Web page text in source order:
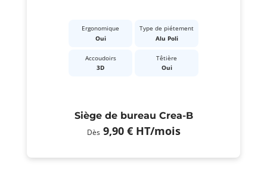
Ergonomique
Oui
Type de piétement
Alu Poli
Accoudoirs
3D
Têtière
Oui
Siège de bureau Crea-B
Dès 9,90 € HT/mois